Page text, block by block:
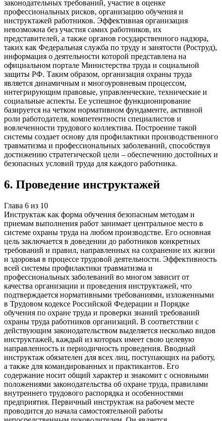
законодательных требований, участие в оценке
профессиональных рисков, организацию обучения и
инструктажей работников. Эффективная организация
невозможна без участия самих работников, их
представителей, а также органов государственного надзора,
таких как Федеральная служба по труду и занятости (Роструд),
информация о деятельности которой представлена на
официальном портале Министерства труда и социальной
защиты РФ. Таким образом, организация охраны труда
является динамичным и многоуровневым процессом,
интегрирующим правовые, управленческие, технические и
социальные аспекты. Ее успешное функционирование
базируется на четком нормативном фундаменте, активной
роли работодателя, компетентности специалистов и
вовлеченности трудового коллектива. Построение такой
системы создает основу для профилактики производственного
травматизма и профессиональных заболеваний, способствуя
достижению стратегической цели – обеспечению достойных и
безопасных условий труда для каждого работника.
6. Проведение инструктажей
Глава 6 из 10
Инструктаж как форма обучения безопасным методам и
приемам выполнения работ занимает центральное место в
системе охраны труда на любом производстве. Его основная
цель заключается в доведении до работников конкретных
требований и правил, направленных на сохранение их жизни
и здоровья в процессе трудовой деятельности. Эффективность
всей системы профилактики травматизма и
профессиональных заболеваний во многом зависит от
качества организации и проведения инструктажей, что
подтверждается нормативными требованиями, изложенными
в Трудовом кодексе Российской Федерации и Порядке
обучения по охране труда и проверки знаний требований
охраны труда работников организаций. В соответствии с
действующим законодательством выделяется несколько видов
инструктажей, каждый из которых имеет свою целевую
направленность и периодичность проведения. Вводный
инструктаж обязателен для всех лиц, поступающих на работу,
а также для командированных и практикантов. Его
содержание носит общий характер и знакомит с основными
положениями законодательства об охране труда, правилами
внутреннего трудового распорядка и особенностями
предприятия. Первичный инструктаж на рабочем месте
проводится до начала самостоятельной работы